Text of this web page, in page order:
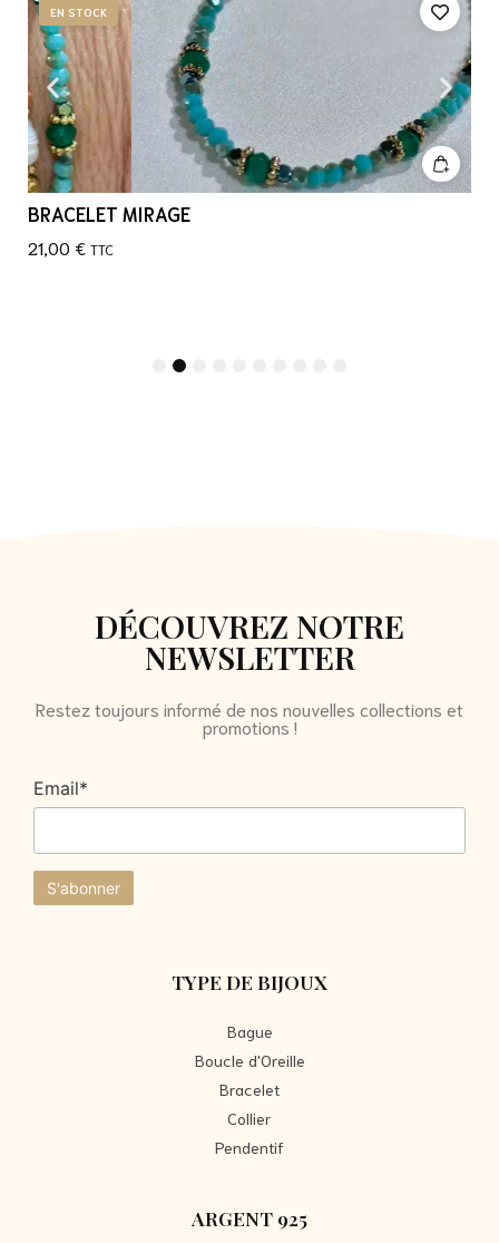
EN STOCK
BRACELET MIRAGE
21,00 € TTC
5
DÉCOUVREZ NOTRE
NEWSLETTER
Restez toujours informé de nos nouvelles collections et
promotions !
Email*
TYPE DE BIJOUX
Bague
Boucle d'Oreille
Bracelet
Collier
Pendentif
ARGENT 925